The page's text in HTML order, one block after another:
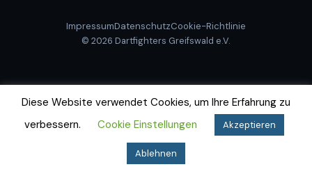
ImpressumDatenschutzCookie-Richtlinie
© 2026 Dartfighters Greifswald e.V.
Diese Website verwendet Cookies, um Ihre Erfahrung zu
verbessern.
Cookie Einstellungen Akzeptieren
Ablehnen